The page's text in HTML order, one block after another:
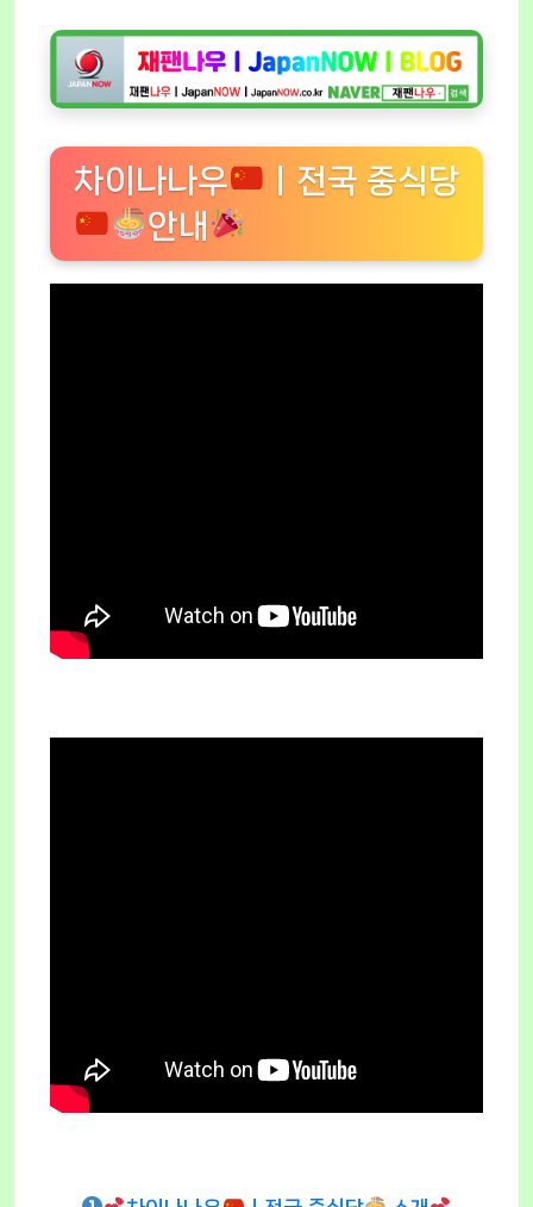
차이나나우
ㅣ전국 중식당
안내